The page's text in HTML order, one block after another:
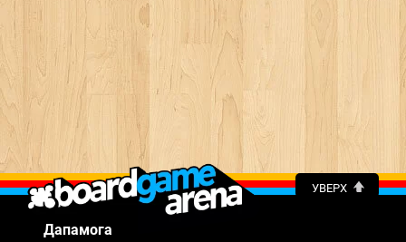
УВЕРХ
Дапамога